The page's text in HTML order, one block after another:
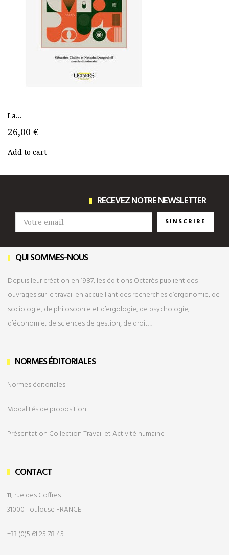
La...
26,00 €
Add to cart
RECEVEZ NOTRE NEWSLETTER
SINSCRIRE
QUI SOMMES-NOUS
Depuis leur création en 1987, les éditions Octarès publient des
ouvrages sur le travail en accueillant des recherches d’ergonomie, de
sociologie, de philosophie et d’ergologie, de psychologie,
d’économie, de sciences de gestion, de droit…
NORMES ÉDITORIALES
Normes éditoriales
Modalités de proposition
Présentation Collection Travail et Activité humaine
CONTACT
11, rue des Coffres
31000 Toulouse FRANCE
+33 (0)5 61 25 78 45